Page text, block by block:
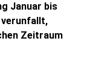
Januar bis
verunfallt,
Zeitraum